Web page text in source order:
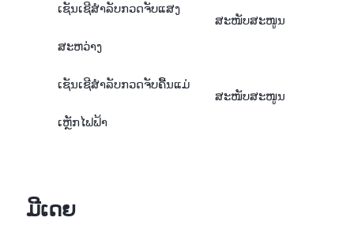
ເຊັນເຊີສຳລັບກວດຈັບແສງ
ສະຫວ່າງ
ສະໜັບສະໜູນ
ເຊັນເຊີສຳລັບກວດຈັບຄື້ນແມ່
ເຫຼັກໄຟຟ້າ
ສະໜັບສະໜູນ
ມີເດຍ